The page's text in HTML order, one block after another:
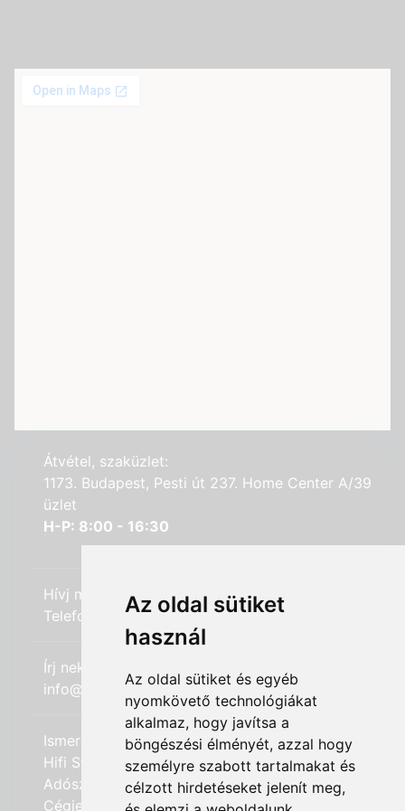
Az oldal sütiket
használ
Az oldal sütiket és egyéb
nyomkövető technológiákat
alkalmaz, hogy javítsa a
böngészési élményét, azzal hogy
személyre szabott tartalmakat és
célzott hirdetéseket jelenít meg,
Átvétel, szaküzlet:
1173. Budapest, Pesti út 237. Home Center A/39
üzlet
H-P: 8:00 - 16:30
Hívj minket:
Telefon: +36 (20) 989-7969
Írj nekünk:
info@hifi-station.hu
Ismerd meg cégünket:
Hifi Station Kft.
Adószám: 13828222-2-42
Cégjegyzékszám: 01-09-875386